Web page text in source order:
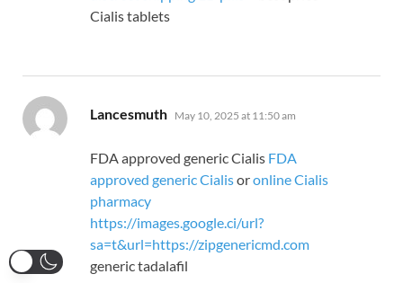
Cialis tablets
Lancesmuth says:
May 10, 2025 at 11:50 am
FDA approved generic Cialis FDA
approved generic Cialisoronline Cialis
pharmacy
https://images.google.ci/url?
sa=t&url=https://zipgenericmd.com
generic tadalafil